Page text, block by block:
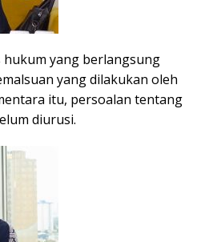
yang berlangsung
yang dilakukan oleh
itu, persoalan tentang
diurusi.